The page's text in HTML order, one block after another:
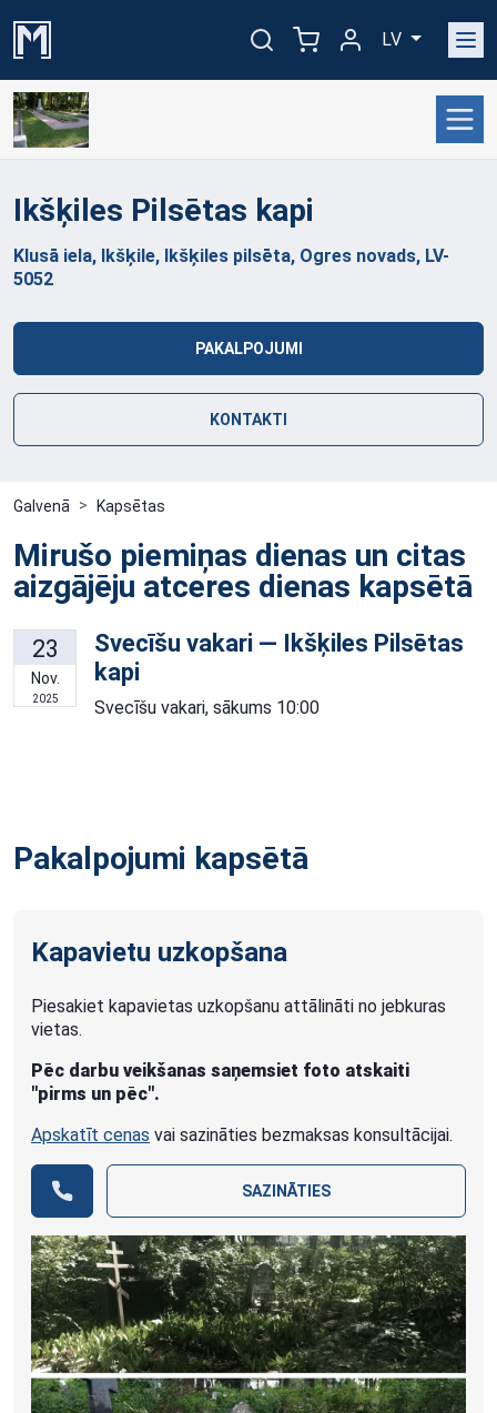
LV
Ikšķiles Pilsētas kapi
Klusā iela, Ikšķile, Ikšķiles pilsēta, Ogres novads, LV-
5052
PAKALPOJUMI
KONTAKTI
Galvenā Kapsētas
Mirušo piemiņas dienas un citas
aizgājēju atceres dienas kapsētā
23
Nov.
2025
Svecīšu vakari — Ikšķiles Pilsētas
kapi
Svecīšu vakari, sākums 10:00
Pakalpojumi kapsētā
Kapavietu uzkopšana
Piesakiet kapavietas uzkopšanu attālināti no jebkuras
vietas.
Pēc darbu veikšanas saņemsiet foto atskaiti
"pirms un pēc".
Apskatīt cenas vai sazināties bezmaksas konsultācijai.
SAZINĀTIES